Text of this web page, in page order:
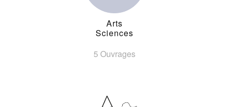
Arts
Sciences
5 Ouvrages